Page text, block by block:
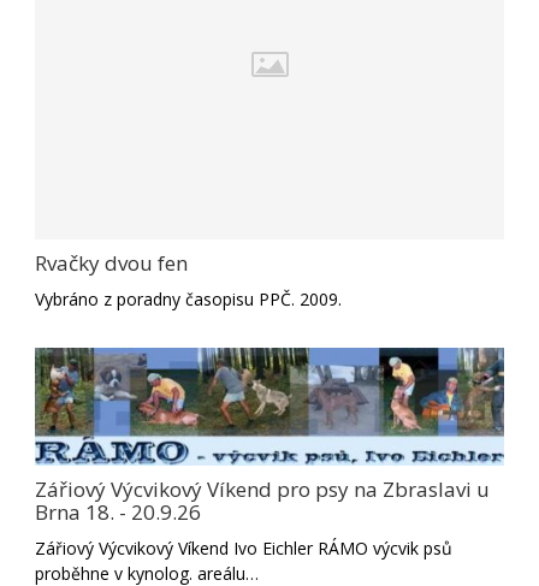
Rvačky dvou fen
Vybráno z poradny časopisu PPČ. 2009.
Zářiový Výcvikový Víkend pro psy na Zbraslavi u
Brna 18. - 20.9.26
Zářiový Výcvikový Víkend Ivo Eichler RÁMO výcvik psů
proběhne v kynolog. areálu…